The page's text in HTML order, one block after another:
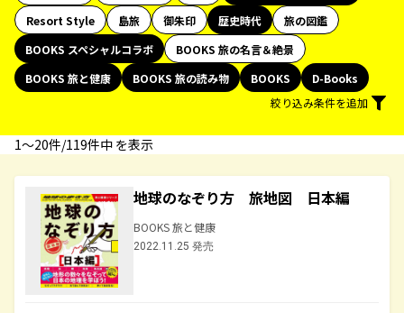
Resort Style
島旅 御朱印 歴史時代
旅の図鑑
BOOKS スペシャルコラボ
BOOKS 旅の名言＆絶景
BOOKS 旅と健康
BOOKS 旅の読み物 BOOKS
D-Books
絞り込み条件を追加
1〜20件/119件中 を表示
地球のなぞり方 旅地図 日本編
BOOKS 旅と健康
2022.11.25 発売